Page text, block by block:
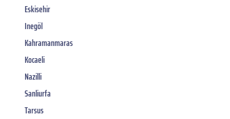
Eskisehir
Inegöl
Kahramanmaras
Kocaeli
Nazilli
Sanliurfa
Tarsus